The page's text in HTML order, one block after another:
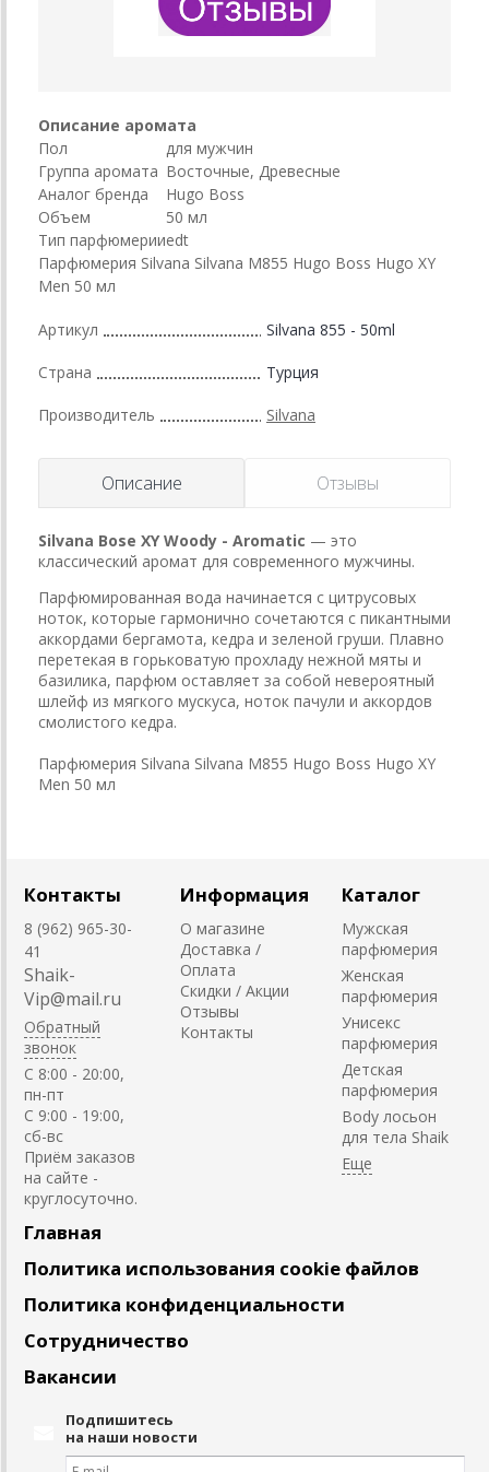
Описание аромата
Пол
для мужчин
Группа аромата Восточные, Древесные
Аналог бренда
Hugo Boss
Объем
50 мл
Тип парфюмерииedt
Парфюмерия Silvana Silvana M855 Hugo Boss Hugo XY
Men 50 мл
Артикул Silvana 855 - 50ml
Страна Турция
Производитель Silvana
Описание Отзывы
Silvana Bose XY Woody - Aromatic — это
классический аромат для современного мужчины.
Парфюмированная вода начинается с цитрусовых
ноток, которые гармонично сочетаются с пикантными
аккордами бергамота, кедра и зеленой груши. Плавно
перетекая в горьковатую прохладу нежной мяты и
базилика, парфюм оставляет за собой невероятный
шлейф из мягкого мускуса, ноток пачули и аккордов
смолистого кедра.
Парфюмерия Silvana Silvana M855 Hugo Boss Hugo XY
Men 50 мл
Контакты
8 (962) 965-30-
41
Shaik-
Vip@mail.ru
Обратный
звонок
C 8:00 - 20:00,
пн-пт
С 9:00 - 19:00,
сб-вс
Приём заказов
на сайте -
круглосуточно.
Информация
О магазине
Доставка /
Оплата
Скидки / Акции
Отзывы
Контакты
Каталог
Мужская
парфюмерия
Женская
парфюмерия
Унисекс
парфюмерия
Детская
парфюмерия
Body лосьон
для тела Shaik
Главная
Политика использования cookie файлов
Политика конфиденциальности
Сотрудничество
Вакансии
Подпишитесь
на наши новости